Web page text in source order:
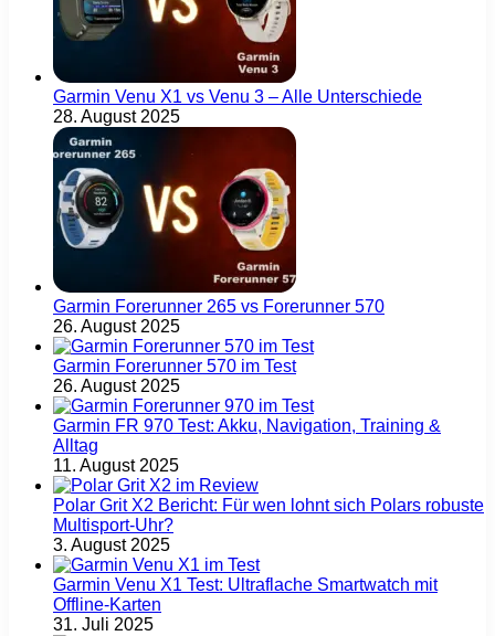
Garmin Venu X1 vs Venu 3 – Alle Unterschiede
28. August 2025
Garmin Forerunner 265 vs Forerunner 570
26. August 2025
Garmin Forerunner 570 im Test
26. August 2025
Garmin FR 970 Test: Akku, Navigation, Training &
Alltag
11. August 2025
Polar Grit X2 Bericht: Für wen lohnt sich Polars robuste
Multisport‑Uhr?
3. August 2025
Garmin Venu X1 Test: Ultraflache Smartwatch mit
Offline-Karten
31. Juli 2025